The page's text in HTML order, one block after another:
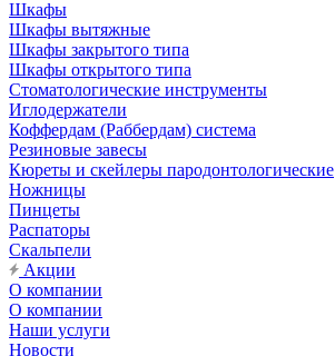
Шкафы
Шкафы вытяжные
Шкафы закрытого типа
Шкафы открытого типа
Стоматологические инструменты
Иглодержатели
Коффердам (Раббердам) система
Резиновые завесы
Кюреты и скейлеры пародонтологические
Ножницы
Пинцеты
Распаторы
Скальпели
Акции
О компании
О компании
Наши услуги
Новости